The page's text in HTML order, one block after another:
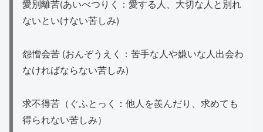
愛別離苦(あいべつりく：愛する人、大切な人と別れ
ないといけない苦しみ)
怨憎会苦 (おんぞうえく：苦手な人や嫌いな人出会わ
なければならない苦しみ)
求不得苦（ぐふとっく：他人を羨んだり、求めても
得られない苦しみ）